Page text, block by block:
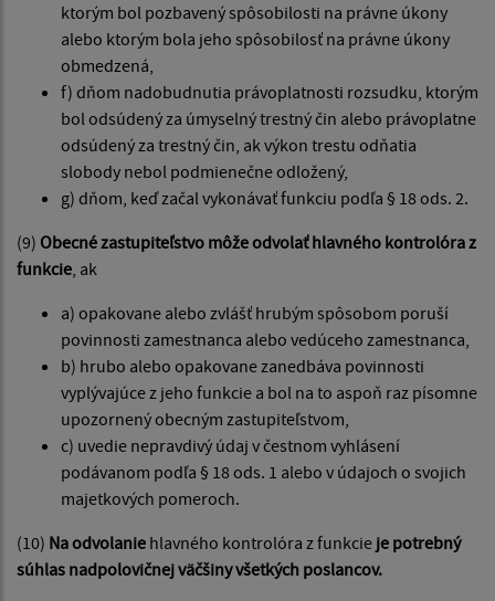
ktorým bol pozbavený spôsobilosti na právne úkony
alebo ktorým bola jeho spôsobilosť na právne úkony
obmedzená,
f) dňom nadobudnutia právoplatnosti rozsudku, ktorým
bol odsúdený za úmyselný trestný čin alebo právoplatne
odsúdený za trestný čin, ak výkon trestu odňatia
slobody nebol podmienečne odložený,
g) dňom, keď začal vykonávať funkciu podľa § 18 ods. 2.
(9) Obecné zastupiteľstvo môže odvolať hlavného kontrolóra z
funkcie, ak
a) opakovane alebo zvlášť hrubým spôsobom poruší
povinnosti zamestnanca alebo vedúceho zamestnanca,
b) hrubo alebo opakovane zanedbáva povinnosti
vyplývajúce z jeho funkcie a bol na to aspoň raz písomne
upozornený obecným zastupiteľstvom,
c) uvedie nepravdivý údaj v čestnom vyhlásení
podávanom podľa § 18 ods. 1 alebo v údajoch o svojich
majetkových pomeroch.
(10) Na odvolanie hlavného kontrolóra z funkcie je potrebný
súhlas nadpolovičnej väčšiny všetkých poslancov.